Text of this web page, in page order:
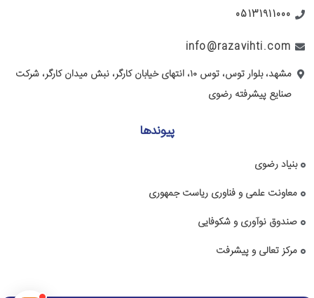
05131911000
info@razavihti.com
مشهد، بلوار توس، توس ۱۰، انتهای خیابان کارگر، نبش میدان کارگر، شرکت
صنایع پیشرفته رضوی
پیوندها
بنیاد رضوی
معاونت علمی و فناوری ریاست جمهوری
صندوق نوآوری و شکوفایی
مرکز تعالی و پیشرفت